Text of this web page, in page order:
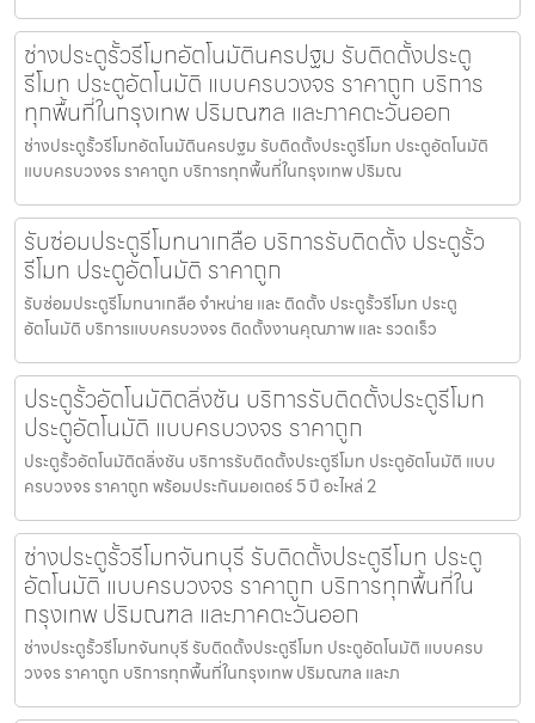
ช่างประตูรั้วรีโมทอัตโนมัตินครปฐม รับติดตั้งประตู
รีโมท ประตูอัตโนมัติ แบบครบวงจร ราคาถูก บริการ
ทุกพื้นที่ในกรุงเทพ ปริมณฑล และภาคตะวันออก
ช่างประตูรั้วรีโมทอัตโนมัตินครปฐม รับติดตั้งประตูรีโมท ประตูอัตโนมัติ
แบบครบวงจร ราคาถูก บริการทุกพื้นที่ในกรุงเทพ ปริมณ
รับซ่อมประตูรีโมทนาเกลือ บริการรับติดตั้ง ประตูรั้ว
รีโมท ประตูอัตโนมัติ ราคาถูก
รับซ่อมประตูรีโมทนาเกลือ จำหน่าย และ ติดตั้ง ประตูรั้วรีโมท ประตู
อัตโนมัติ บริการแบบครบวงจร ติดตั้งงานคุณภาพ และ รวดเร็ว
ประตูรั้วอัตโนมัติตลิ่งชัน บริการรับติดตั้งประตูรีโมท
ประตูอัตโนมัติ แบบครบวงจร ราคาถูก
ประตูรั้วอัตโนมัติตลิ่งชัน บริการรับติดตั้งประตูรีโมท ประตูอัตโนมัติ แบบ
ครบวงจร ราคาถูก พร้อมประกันมอเตอร์ 5 ปี อะไหล่ 2
ช่างประตูรั้วรีโมทจันทบุรี รับติดตั้งประตูรีโมท ประตู
อัตโนมัติ แบบครบวงจร ราคาถูก บริการทุกพื้นที่ใน
กรุงเทพ ปริมณฑล และภาคตะวันออก
ช่างประตูรั้วรีโมทจันทบุรี รับติดตั้งประตูรีโมท ประตูอัตโนมัติ แบบครบ
วงจร ราคาถูก บริการทุกพื้นที่ในกรุงเทพ ปริมณฑล และภ